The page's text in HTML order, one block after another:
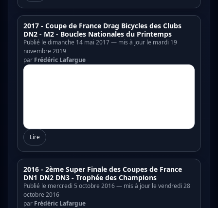
2017 - Coupe de France Drag Bicycles des Clubs
DN2 - M2 - Boucles Nationales du Printemps
Publié le dimanche 14 mai 2017 — mis à jour le mardi 19
novembre 2019
par Frédéric Lafargue
Lire
2016 - 2ème Super Finale des Coupes de France
DN1 DN2 DN3 - Trophée des Champions
Publié le mercredi 5 octobre 2016 — mis à jour le vendredi 28
octobre 2016
par Frédéric Lafargue